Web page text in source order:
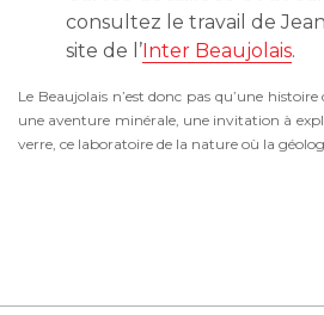
consultez le travail de
site de l’Inter Beaujolais.
Le Beaujolais n’est donc pas qu’une histoire
une aventure minérale, une invitation à
verre, ce laboratoire de la nature où la